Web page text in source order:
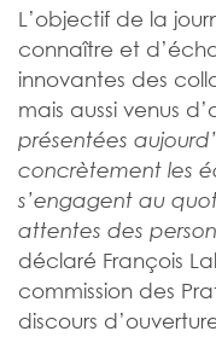
L’objectif de la
connaître et
innovantes des
mais aussi venus
présentées
concrètement les
s’engagent au
attentes des
déclaré François
commission des
discours